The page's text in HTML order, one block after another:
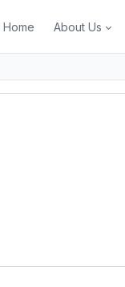
Home About Us